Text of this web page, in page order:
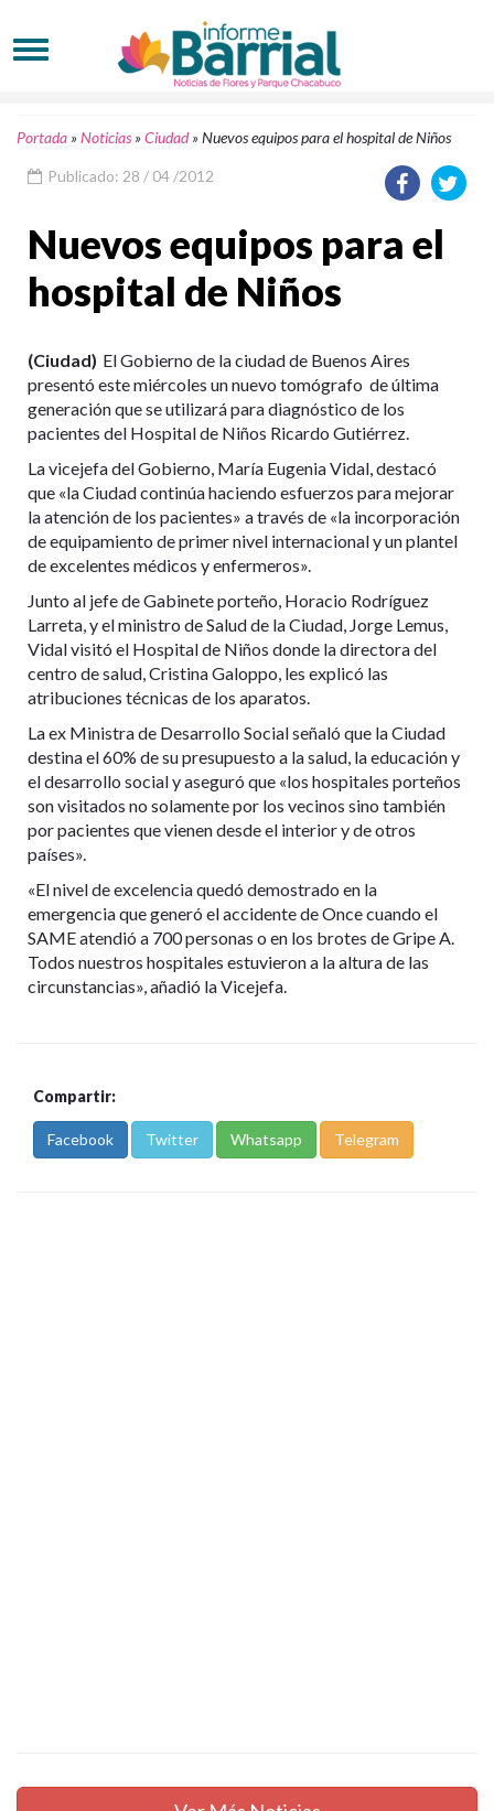
Portada »Noticias »Ciudad»Nuevos equipos para el hospital de Niños
Publicado: 28 / 04 /2012
Nuevos equipos para el
hospital de Niños
(Ciudad) El Gobierno de la ciudad de Buenos Aires
presentó este miércoles un nuevo tomógrafo de última
generación que se utilizará para diagnóstico de los
pacientes del Hospital de Niños Ricardo Gutiérrez.
La vicejefa del Gobierno, María Eugenia Vidal, destacó
que «la Ciudad continúa haciendo esfuerzos para mejorar
la atención de los pacientes» a través de «la incorporación
de equipamiento de primer nivel internacional y un plantel
de excelentes médicos y enfermeros».
Junto al jefe de Gabinete porteño, Horacio Rodríguez
Larreta, y el ministro de Salud de la Ciudad, Jorge Lemus,
Vidal visitó el Hospital de Niños donde la directora del
centro de salud, Cristina Galoppo, les explicó las
atribuciones técnicas de los aparatos.
La ex Ministra de Desarrollo Social señaló que la Ciudad
destina el 60% de su presupuesto a la salud, la educación y
el desarrollo social y aseguró que «los hospitales porteños
son visitados no solamente por los vecinos sino también
por pacientes que vienen desde el interior y de otros
países».
«El nivel de excelencia quedó demostrado en la
emergencia que generó el accidente de Once cuando el
SAME atendió a 700 personas o en los brotes de Gripe A.
Todos nuestros hospitales estuvieron a la altura de las
circunstancias», añadió la Vicejefa.
Compartir:
Facebook Twitter Whatsapp Telegram